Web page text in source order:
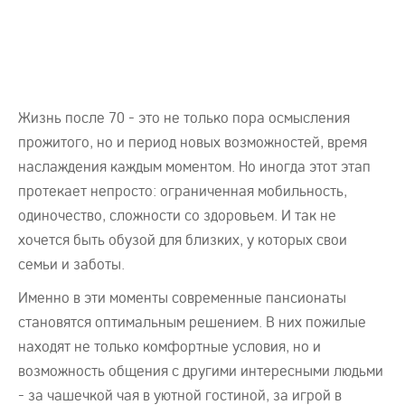
Жизнь после 70 - это не только пора осмысления
прожитого, но и период новых возможностей, время
наслаждения каждым моментом. Но иногда этот этап
протекает непросто: ограниченная мобильность,
одиночество, сложности со здоровьем. И так не
хочется быть обузой для близких, у которых свои
семьи и заботы.
Именно в эти моменты современные пансионаты
становятся оптимальным решением. В них пожилые
находят не только комфортные условия, но и
возможность общения с другими интересными людьми
- за чашечкой чая в уютной гостиной, за игрой в